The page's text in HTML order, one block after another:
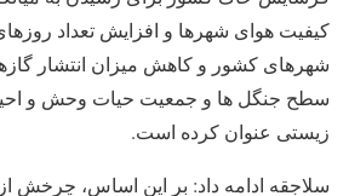
کیفیت هوای شهرها و افزایش تعداد
شهرهای کشور و کاهش میزان انتشار
سطح جنگل ها و جمعیت حیات وحش و
زیستی عنوان کرده است.
سلاجقه ادامه داد: بر این اساس، چرخش